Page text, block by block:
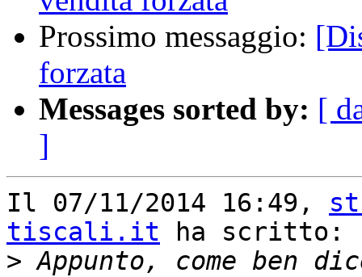
Prossimo messaggio:
forzata
Messages sorted by: [
]
Il 07/11/2014 16:49,
tiscali.it ha scritto:
> Appunto, come ben